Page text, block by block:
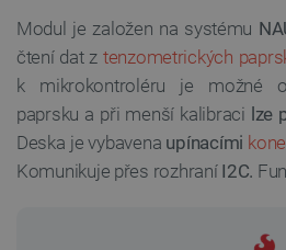
Modul je založen na systému
čtení dat z tenzometrických
k mikrokontroléru je možné
paprsku a při menší kalibraci lze
Deska je vybavena upínacími
Komunikuje přes rozhraní I2C.